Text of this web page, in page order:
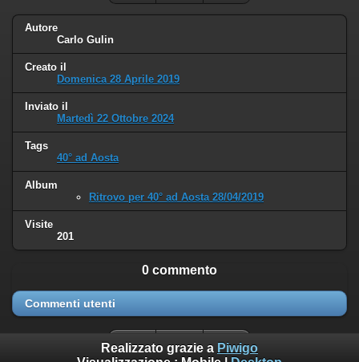
Autore
Carlo Gulin
Creato il
Domenica 28 Aprile 2019
Inviato il
Martedì 22 Ottobre 2024
Tags
40° ad Aosta
Album
Ritrovo per 40° ad Aosta 28/04/2019
Visite
201
0 commento
Commenti utenti
Realizzato grazie a Piwigo